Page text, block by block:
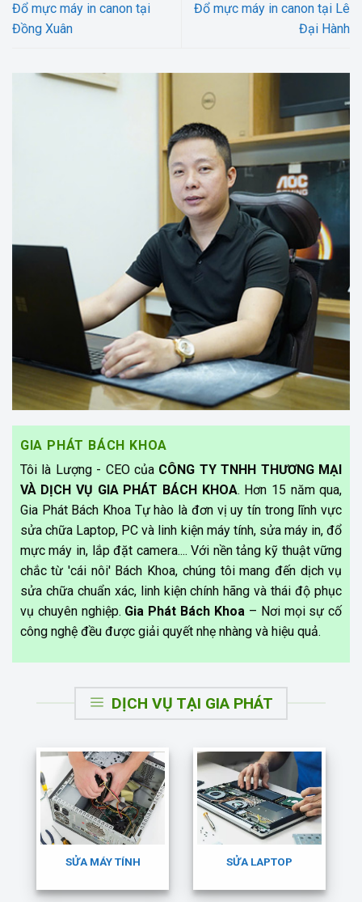
Đổ mực máy in canon tại
Đồng Xuân
Đổ mực máy in canon tại Lê
Đại Hành
GIA PHÁT BÁCH KHOA
Tôi là Lượng - CEO của CÔNG TY TNHH THƯƠNG MẠI
VÀ DỊCH VỤ GIA PHÁT BÁCH KHOA. Hơn 15 năm qua,
Gia Phát Bách Khoa Tự hào là đơn vị uy tín trong lĩnh vực
sửa chữa Laptop, PC và linh kiện máy tính, sửa máy in, đổ
mực máy in, lắp đặt camera.... Với nền tảng kỹ thuật vững
chắc từ 'cái nôi' Bách Khoa, chúng tôi mang đến dịch vụ
sửa chữa chuẩn xác, linh kiện chính hãng và thái độ phục
vụ chuyên nghiệp. Gia Phát Bách Khoa– Nơi mọi sự cố
công nghệ đều được giải quyết nhẹ nhàng và hiệu quả.
DỊCH VỤ TẠI GIA PHÁT
SỬA MÁY TÍNH SỬA LAPTOP